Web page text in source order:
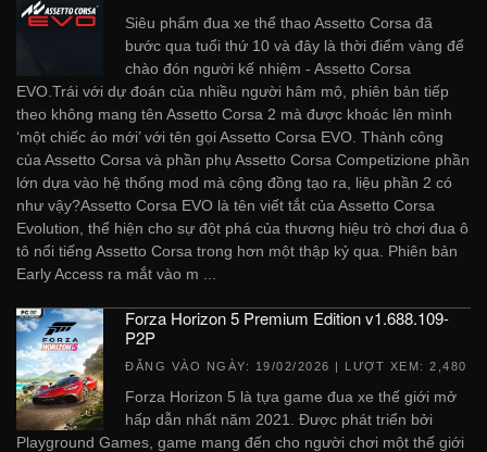
Siêu phẩm đua xe thể thao Assetto Corsa đã
bước qua tuổi thứ 10 và đây là thời điểm vàng để
chào đón người kế nhiệm - Assetto Corsa
EVO.Trái với dự đoán của nhiều người hâm mộ, phiên bản tiếp
theo không mang tên Assetto Corsa 2 mà được khoác lên mình
‘một chiếc áo mới’ với tên gọi Assetto Corsa EVO. Thành công
của Assetto Corsa và phần phụ Assetto Corsa Competizione phần
lớn dựa vào hệ thống mod mà cộng đồng tạo ra, liệu phần 2 có
như vậy?Assetto Corsa EVO là tên viết tắt của Assetto Corsa
Evolution, thể hiện cho sự đột phá của thương hiệu trò chơi đua ô
tô nổi tiếng Assetto Corsa trong hơn một thập kỷ qua. Phiên bản
Early Access ra mắt vào m ...
Forza Horizon 5 Premium Edition v1.688.109-
P2P
ĐĂNG VÀO NGÀY: 19/02/2026 | LƯỢT XEM: 2,480
Forza Horizon 5 là tựa game đua xe thế giới mở
hấp dẫn nhất năm 2021. Được phát triển bởi
Playground Games, game mang đến cho người chơi một thế giới